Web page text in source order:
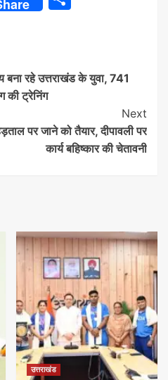
बना रहे उत्तराखंड के युवा, 741
की ट्रेनिंग
Next
पर जाने को तैयार, दीपावली पर
कार्य बहिष्कार की चेतावनी
उत्तराखंड